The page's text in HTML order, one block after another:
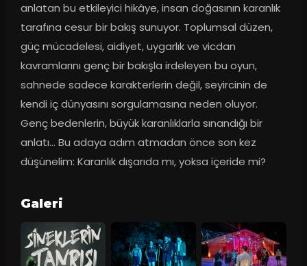
anlatan bu etkileyici hikâye, insan doğasının karanlık
tarafına cesur bir bakış sunuyor. Toplumsal düzen,
güç mücadelesi, aidiyet, uygarlık ve vicdan
kavramlarını genç bir bakışla irdeleyen bu oyun,
sahnede sadece karakterlerin değil, seyircinin de
kendi iç dünyasını sorgulamasına neden oluyor.
Genç bedenlerin, büyük karanlıklarla sınandığı bir
anlatı… Bu adaya adım atmadan önce son kez
düşünelim: Karanlık dışarıda mı, yoksa içeride mi?
Galeri